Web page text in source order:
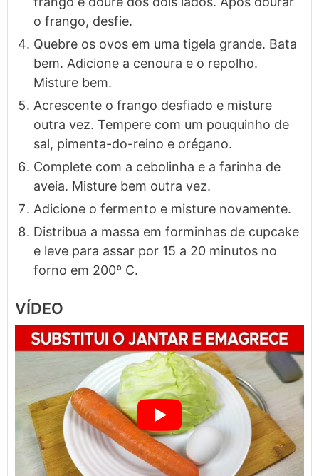
o frango, desfie.
Quebre os ovos em uma tigela grande. Bata
bem. Adicione a cenoura e o repolho.
Misture bem.
Acrescente o frango desfiado e misture
outra vez. Tempere com um pouquinho de
sal, pimenta-do-reino e orégano.
Complete com a cebolinha e a farinha de
aveia. Misture bem outra vez.
Adicione o fermento e misture novamente.
Distribua a massa em forminhas de cupcake
e leve para assar por 15 a 20 minutos no
forno em 200º C.
VÍDEO